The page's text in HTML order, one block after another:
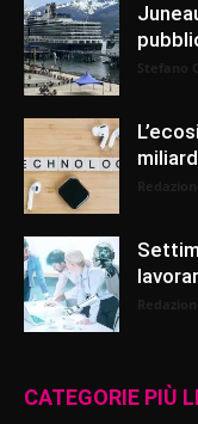
CATEGORIE PIÙ